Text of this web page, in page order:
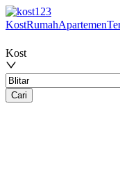
KostRumahApartemen
Kost
Cari